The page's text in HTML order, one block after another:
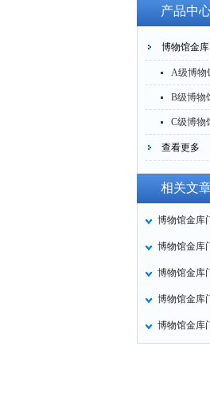
产品中
博物馆金
A级博物
B级博物
C级博物
查看更多
相关文
博物馆金库
博物馆金库